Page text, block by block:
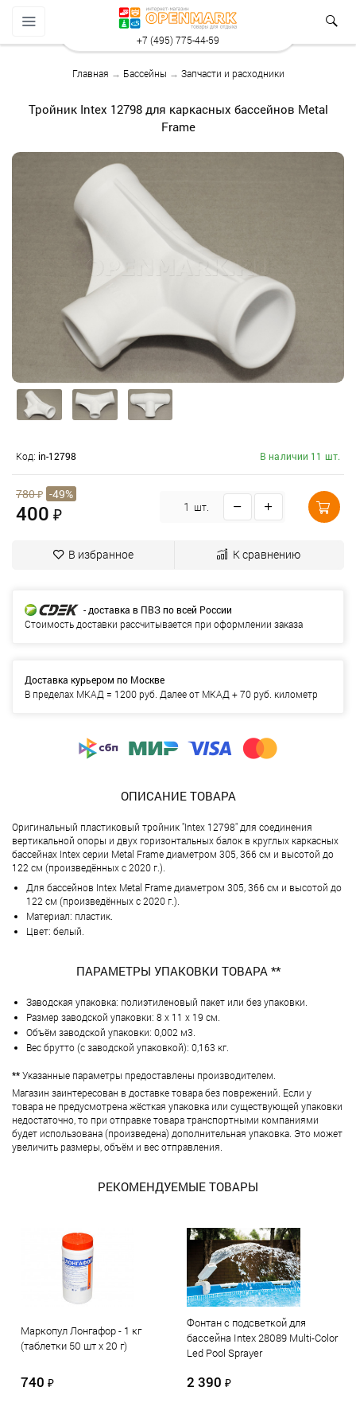
+7 (495) 775-44-59
Главная → Бассейны → Запчасти и расходники
Тройник Intex 12798 для каркасных бассейнов Metal
Frame
Код: in-12798 В наличии 11 шт.
780₽ -49%
400 ₽ шт.
В избранное К сравнению
- доставка в ПВЗ по всей России
Стоимость доставки рассчитывается при оформлении заказа
Доставка курьером по Москве
В пределах МКАД = 1200 руб. Далее от МКАД + 70 руб. километр
ОПИСАНИЕ ТОВАРА
Оригинальный пластиковый тройник "Intex 12798" для соединения
вертикальной опоры и двух горизонтальных балок в круглых каркасных
бассейнах Intex серии Metal Frame диаметром 305, 366 см и высотой до
122 см (произведённых с 2020 г.).
Для бассейнов Intex Metal Frame диаметром 305, 366 см и высотой до
122 см (произведённых с 2020 г.).
Материал: пластик.
Цвет: белый.
ПАРАМЕТРЫ УПАКОВКИ ТОВАРА **
Заводская упаковка: полиэтиленовый пакет или без упаковки.
Размер заводской упаковки: 8 х 11 х 19 см.
Объём заводской упаковки: 0,002 м3.
Вес брутто (с заводской упаковкой): 0,163 кг.
**Указанные параметры предоставлены производителем.
Магазин заинтересован в доставке товара без поврежений. Если у
товара не предусмотрена жёсткая упаковка или существующей упаковки
недостаточно, то при отправке товара транспортными компаниями
будет использована (произведена) дополнительная упаковка. Это может
увеличить размеры, объём и вес отправления.
РЕКОМЕНДУЕМЫЕ ТОВАРЫ
Маркопул Лонгафор - 1 кг
(таблетки 50 шт х 20 г)
740 ₽
Фонтан с подсветкой для
бассейна Intex 28089 Multi-Color
Led Pool Sprayer
2 390 ₽